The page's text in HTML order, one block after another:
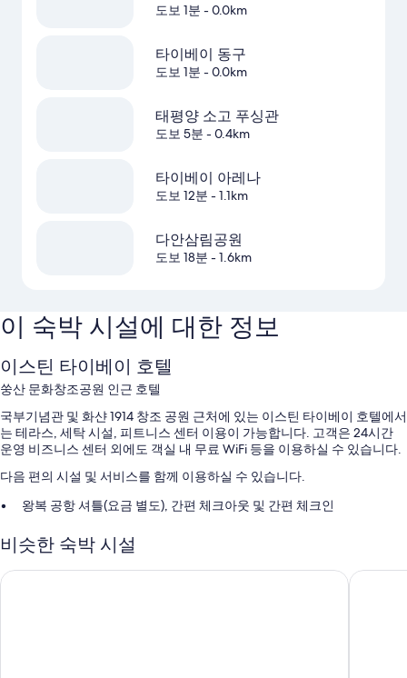
도보 1분 - 0.0km
타이베이 동구
도보 1분 - 0.0km
태평양 소고 푸싱관
도보 5분 - 0.4km
타이베이 아레나
도보 12분 - 1.1km
다안삼림공원
도보 18분 - 1.6km
이 숙박 시설에 대한 정보
이스틴 타이베이 호텔
쑹산 문화창조공원 인근 호텔
국부기념관 및 화샨 1914 창조 공원 근처에 있는 이스틴 타이베이 호텔에서
는 테라스, 세탁 시설, 피트니스 센터 이용이 가능합니다. 고객은 24시간
운영 비즈니스 센터 외에도 객실 내 무료 WiFi 등을 이용하실 수 있습니다.
다음 편의 시설 및 서비스를 함께 이용하실 수 있습니다.
왕복 공항 셔틀(요금 별도), 간편 체크아웃 및 간편 체크인
컴퓨터 스테이션, 엘리베이터 및 다국어 구사 가능 직원
이용 후기에 따르면 고객들은 직원의 친절함, 위치 등이 가장 좋았다고
비슷한 숙박 시설
그린 월드 호텔 중샤오 헤즈 타